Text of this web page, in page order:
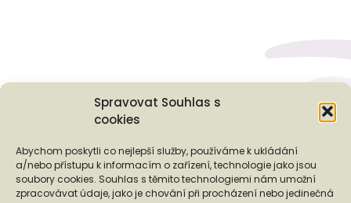
Spravovat Souhlas s
cookies
Abychom poskytli co nejlepší služby, používáme k ukládání
a/nebo přístupu k informacím o zařízení, technologie jako jsou
soubory cookies. Souhlas s těmito technologiemi nám umožní
zpracovávat údaje, jako je chování při procházení nebo jedinečná
Podporují nás...